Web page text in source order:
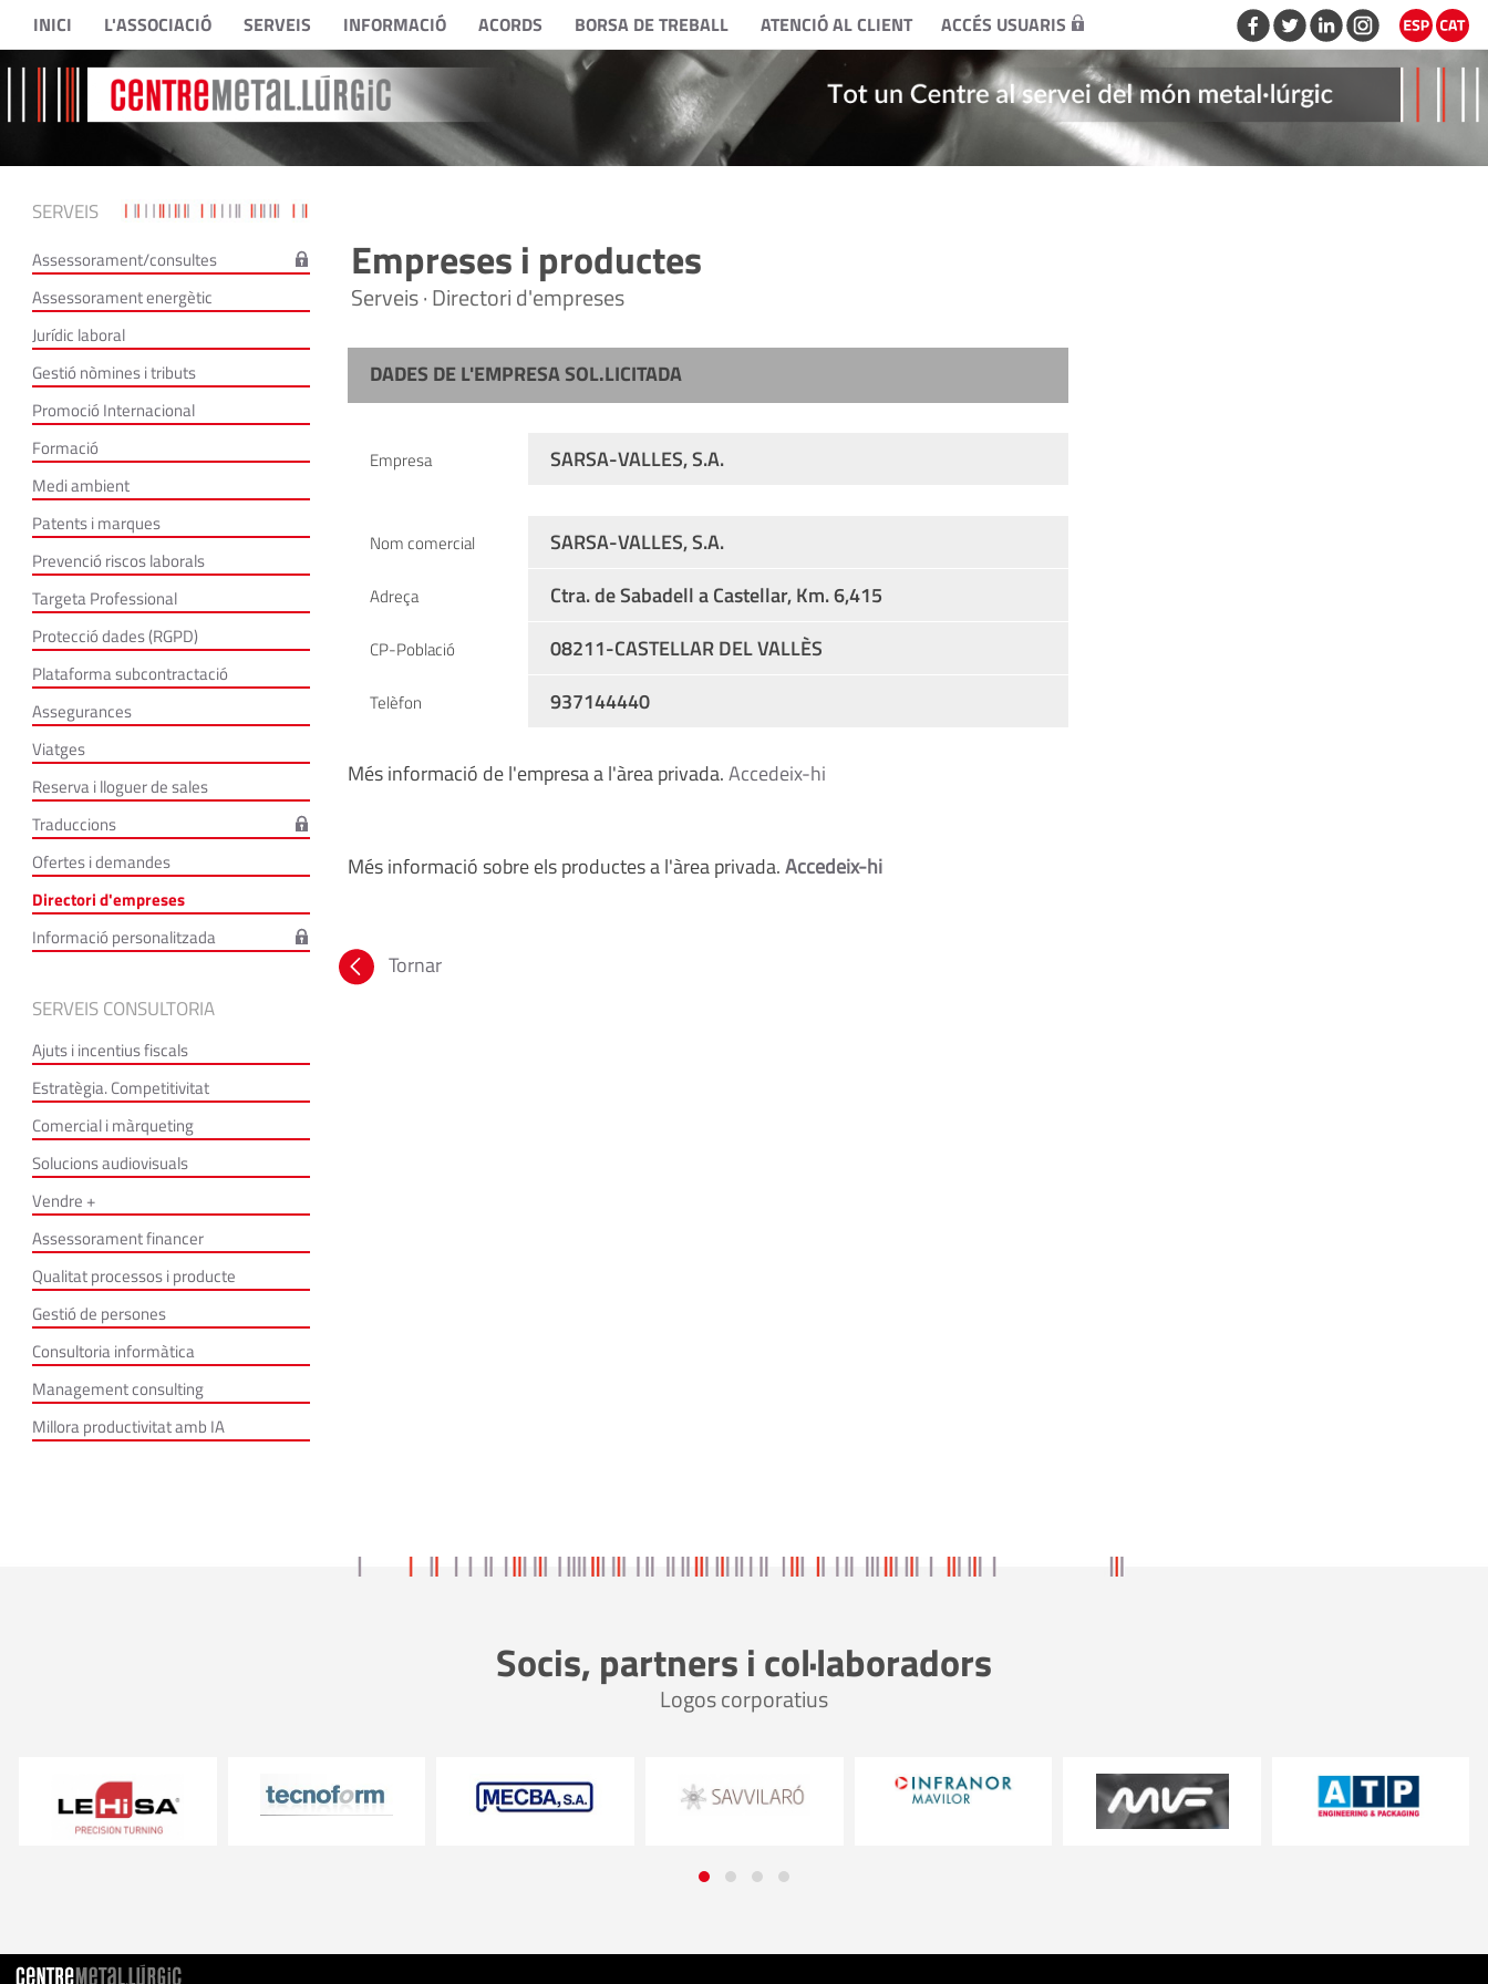
INICI L'ASSOCIACIÓ SERVEIS INFORMACIÓ ACORDS BORSA DE TREBALL ATENCIÓ AL CLIENT ACCÉS USUARIS
SERVEIS
Assessorament/consultes
Assessorament energètic
Jurídic laboral
Gestió nòmines i tributs
Promoció Internacional
Formació
Medi ambient
Patents i marques
Prevenció riscos laborals
Targeta Professional
Protecció dades (RGPD)
Plataforma subcontractació
Assegurances
Viatges
Reserva i lloguer de sales
Traduccions
Ofertes i demandes
Directori d'empreses
Informació personalitzada
SERVEIS CONSULTORIA
Ajuts i incentius fiscals
Estratègia. Competitivitat
Comercial i màrqueting
Solucions audiovisuals
Vendre +
Assessorament financer
Qualitat processos i producte
Gestió de persones
Consultoria informàtica
Management consulting
Millora productivitat amb IA
Empreses i productes
Serveis · Directori d'empreses
DADES DE L'EMPRESA SOL.LICITADA
Empresa SARSA-VALLES, S.A.
Nom comercial SARSA-VALLES, S.A.
Adreça Ctra. de Sabadell a Castellar, Km. 6,415
CP-Població 08211-CASTELLAR DEL VALLÈS
Telèfon 937144440
Més informació de l'empresa a l'àrea privada.Accedeix-hi
Més informació sobre els productes a l'àrea privada.Accedeix-hi
Tornar
Socis, partners i col·laboradors
Logos corporatius